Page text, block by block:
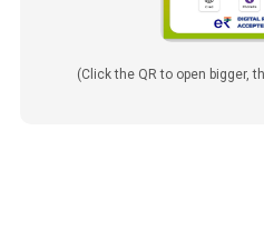
(Click the QR to open bigger,